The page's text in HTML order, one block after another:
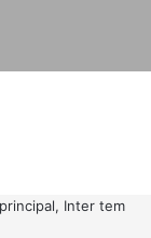
Inter tem